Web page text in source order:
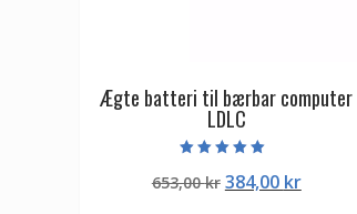
Ægte batteri til bærbar computer
LDLC
5.00
ud af 5
653,00kr Den
384,00 krDen